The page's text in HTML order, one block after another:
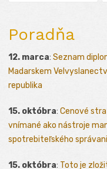
Poradňa
12. marca: Seznam
Madarskem
republika
15. októbra: Cenové
vnímané ako nástroje
spotrebiteľského
15. októbra: Toto je